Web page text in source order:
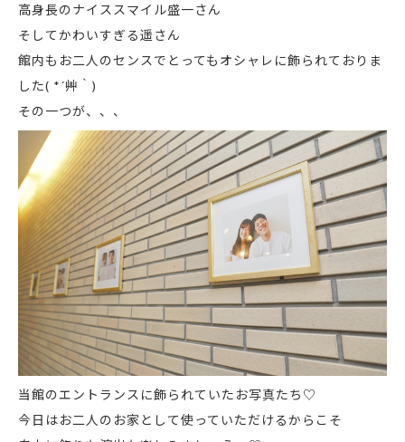
高身長のナイススマイル盛一さん
そしてかわいすぎる遥さん
館内もお二人のセンスでとってもオシャレに飾られておりま
した( *´艸｀)
その一つが、、、
当館のエントランスに飾られていたお写真たち♡
今日はお二人のお家として使っていただけるからこそ